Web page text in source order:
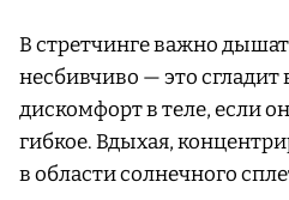
В стретчинге важно
несбивчиво — это
дискомфорт в теле, если
гибкое. Вдыхая,
в области солнечного